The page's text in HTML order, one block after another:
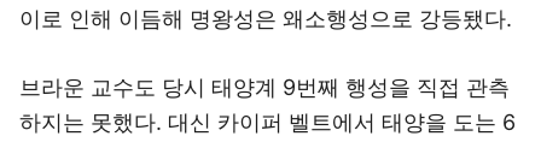
이로 인해 이듬해 명왕성은 왜소행성으로 강등됐다.
브라운 교수도 당시 태양계 9번째 행성을 직접 관측
하지는 못했다. 대신 카이퍼 벨트에서 태양을 도는 6